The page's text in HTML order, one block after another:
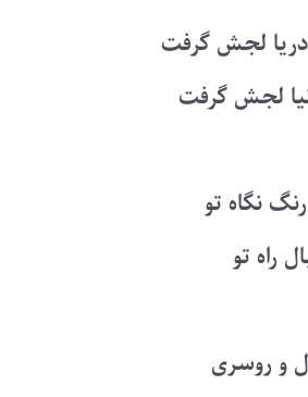
لجش گرفت
لجش گرفت
نگاه تو
راه تو
و روسری